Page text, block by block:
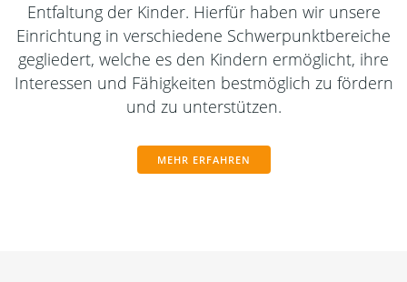
Entfaltung der Kinder. Hierfür haben wir unsere
Einrichtung in verschiedene Schwerpunktbereiche
gegliedert, welche es den Kindern ermöglicht, ihre
Interessen und Fähigkeiten bestmöglich zu fördern
und zu unterstützen.
MEHR ERFAHREN